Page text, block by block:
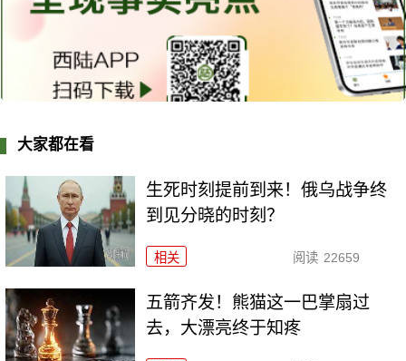
大家都在看
生死时刻提前到来！俄乌战争终
到见分晓的时刻？
相关 阅读 22659
五箭齐发！熊猫这一巴掌扇过
去，大漂亮终于知疼